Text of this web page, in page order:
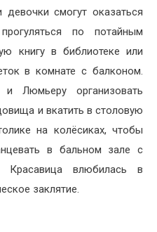
смогут оказаться
по потайным
книгу в библиотеке или
в комнате с балконом.
Люмьеру организовать
и вкатить в столовую
на колёсиках, чтобы
в бальном зале с
Красавица влюбилась в
заклятие.